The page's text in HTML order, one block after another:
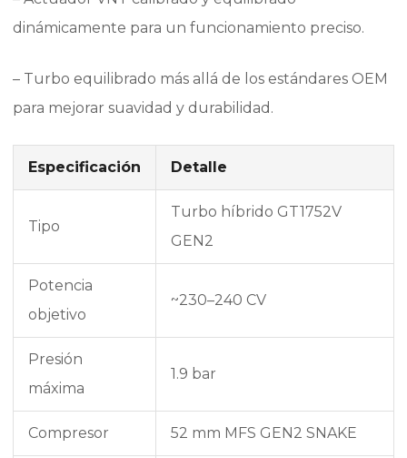
dinámicamente para un funcionamiento preciso.
– Turbo equilibrado más allá de los estándares OEM
para mejorar suavidad y durabilidad.
Especificación Detalle
Tipo
Turbo híbrido GT1752V
GEN2
Potencia
objetivo
~230–240 CV
Presión
máxima
1.9 bar
Compresor 52 mm MFS GEN2 SNAKE